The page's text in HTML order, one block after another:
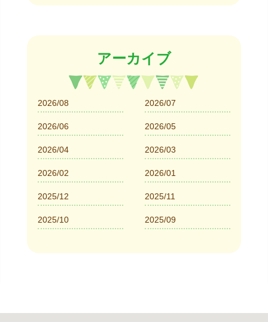
アーカイブ
2026/08 2026/07
2026/06 2026/05
2026/04 2026/03
2026/02 2026/01
2025/12 2025/11
2025/10 2025/09